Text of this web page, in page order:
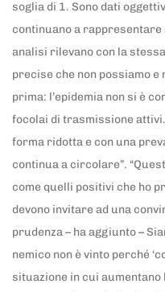
soglia di 1. Sono dati
continuano a rappresentare
analisi rilevano con la
precise che non possiamo
prima: l’epidemia non si è
focolai di trasmissione
forma ridotta e con una
continua a circolare”.
come quelli positivi che ho
devono invitare ad una
prudenza – ha aggiunto –
nemico non è vinto perché
situazione in cui